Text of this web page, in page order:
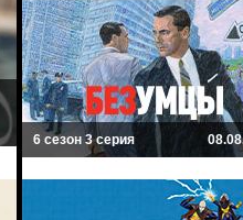
6 сезон 3 серия